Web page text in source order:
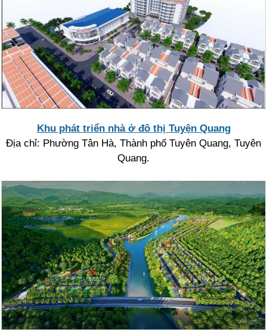
Khu phát triển nhà ở đô thị Tuyện Quang
Địa chỉ: Phường Tân Hà, Thành phố Tuyên Quang, Tuyên
Quang.